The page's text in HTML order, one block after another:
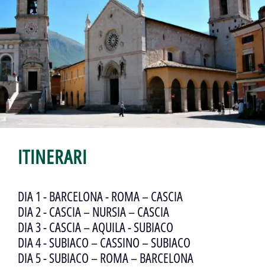
ITINERARI
DIA 1 - BARCELONA - ROMA – CASCIA
DIA 2 - CASCIA – NURSIA – CASCIA
DIA 3 - CASCIA – AQUILA - SUBIACO
DIA 4 - SUBIACO – CASSINO – SUBIACO
DIA 5 - SUBIACO – ROMA – BARCELONA